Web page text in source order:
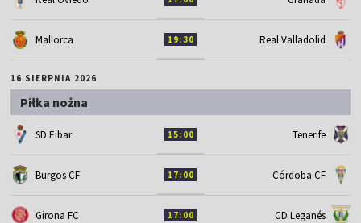
Mallorca 19:30 Real Valladolid
16 SIERPNIA 2026
Piłka nożna
SD Eibar 15:00 Tenerife
Burgos CF 17:00 Córdoba CF
Girona FC 17:00 CD Leganés